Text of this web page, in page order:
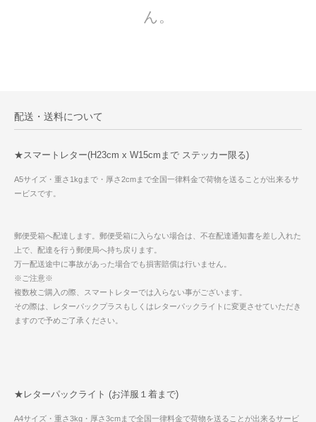
ん。
配送・送料について
★スマートレター(H23cm x W15cmまで ステッカー限る)
A5サイズ・重さ1kgまで・厚さ2cmまで全国一律料金で荷物を送ることが出来るサ
ービスです。
郵便受箱へ配達します。郵便受箱に入らない場合は、不在配達通知書を差し入れた
上で、配達を行う郵便局へ持ち戻ります。
万一配送途中に事故があった場合でも損害賠償は行いません。
※ご注意※
複数枚ご購入の際、スマートレターでは入らない事がございます。
その際は、レターパックプラスもしくはレターパックライトに変更させていただき
ますので予めご了承ください。
★レターパックライト (お洋服１着まで)
A4サイズ・重さ3kg・厚さ3cmまで全国一律料金で荷物を送ることが出来るサービ